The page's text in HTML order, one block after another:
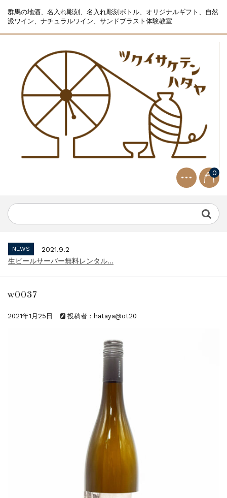
群馬の地酒、名入れ彫刻、名入れ彫刻ボトル、オリジナルギフト、自然
派ワイン、ナチュラルワイン、サンドブラスト体験教室
0
生ビールサーバー無料レンタル...
NEWS
2023.10.2
NEWS
2021.9.2
生ビールサーバー無料レンタル...
NEWS
w0037
2021年1月25日 投稿者：hataya@ot20